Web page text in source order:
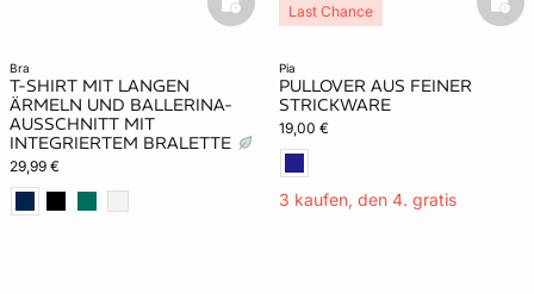
bra
T-SHIRT MIT LANGEN
ÄRMELN UND BALLERINA-
AUSSCHNITT MIT
INTEGRIERTEM BRALETTE
29,99 €
basketfull
pia
PULLOVER AUS FEINER
STRICKWARE
19,00 €
3 kaufen, den 4. gratis
Last Chance